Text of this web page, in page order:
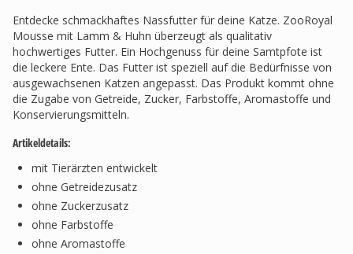
Entdecke schmackhaftes Nassfutter für deine Katze. ZooRoyal
Mousse mit Lamm & Huhn überzeugt als qualitativ
hochwertiges Futter. Ein Hochgenuss für deine Samtpfote ist
die leckere Ente. Das Futter ist speziell auf die Bedürfnisse von
ausgewachsenen Katzen angepasst. Das Produkt kommt ohne
die Zugabe von Getreide, Zucker, Farbstoffe, Aromastoffe und
Konservierungsmitteln.
Artikeldetails:
mit Tierärzten entwickelt
ohne Getreidezusatz
ohne Zuckerzusatz
ohne Farbstoffe
ohne Aromastoffe